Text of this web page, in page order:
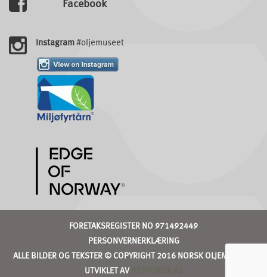
Facebook
Instagram#oljemuseet
FORETAKSREGISTER NO 971492449
PERSONVERNERKLÆRING
ALLE BILDER OG TEKSTER © COPYRIGHT 2016 NORSK OLJEMUSEUM
UTVIKLET AV